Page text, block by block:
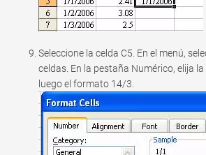
Seleccione la celda C5. En el menú,
celdas. En la pestaña Numérico, elija
luego el formato 14/3.